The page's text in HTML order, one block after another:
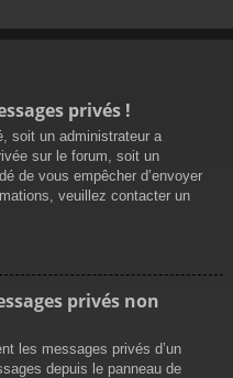
privés !
soit un administrateur a
sur le forum, soit un
de vous empêcher d’envoyer
veuillez contacter un
privés non
les messages privés d’un
depuis le panneau de